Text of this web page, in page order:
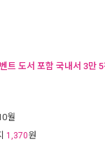
트 도서 포함 국내서 3만 5
월
1,370원